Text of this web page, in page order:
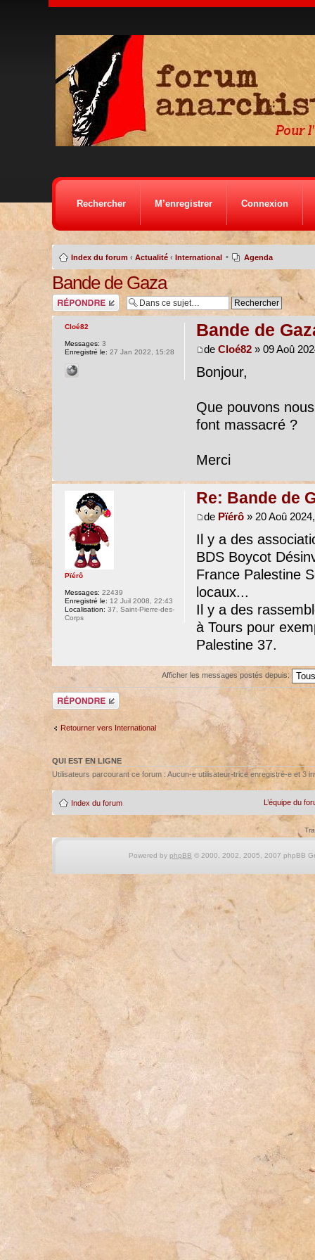
Rechercher M’enregistrer Connexion
Index du forum ‹ Actualité ‹ International • Agenda
Bande de Gaza
Répondre
Bande de
de Cloé82» 09 Aoû
Bonjour,
Que pouvons
font massacré ?
Merci
Cloé82
Messages: 3
Enregistré le: 27 Jan 2022, 15:28
Re: Bande de
de Pïérô» 20 Aoû
Il y a des
BDS Boycot
France Palestine
locaux...
Il y a des
à Tours pour
Palestine 37.
Pïérô
Messages: 22439
Enregistré le: 12 Juil 2008, 22:43
Localisation: 37, Saint-Pierre-des-
Corps
Afficher les messages postés depuis:
Répondre
Retourner vers International
QUI EST EN LIGNE
Utilisateurs parcourant ce forum : Aucun-e utilisateur-trice enregistré-e et 3
Index du forum L’équipe du
Powered by phpBB © 2000, 2002, 2005, 2007 phpBB